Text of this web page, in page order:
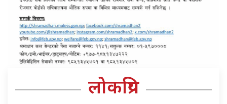
लोकप्रिय